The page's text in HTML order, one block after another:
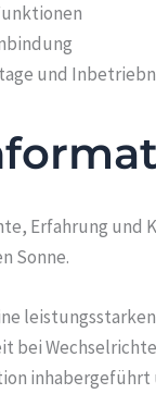
und
Erfahrung
Sonne.
bei